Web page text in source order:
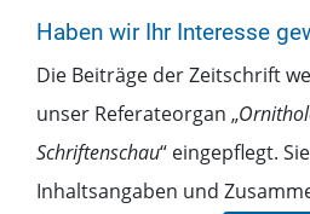
Haben wir Ihr Interesse
Die Beiträge der Zeitschrift
unser Referateorgan „
Schriftenschau“ eingepflegt.
Inhaltsangaben und